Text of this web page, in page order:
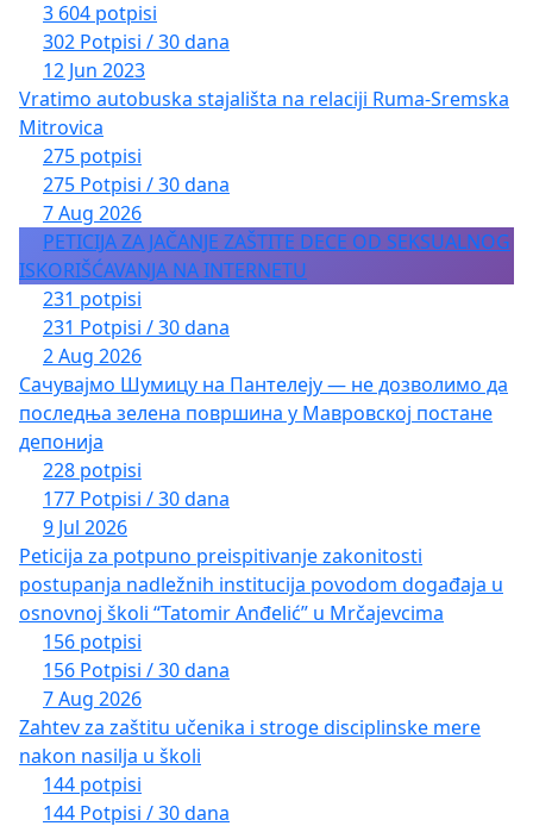
3 604 potpisi
302 Potpisi / 30 dana
12 Jun 2023
Vratimo autobuska stajališta na relaciji Ruma-Sremska
Mitrovica
275 potpisi
275 Potpisi / 30 dana
7 Aug 2026
PETICIJA ZA JAČANJE ZAŠTITE DECE OD SEKSUALNOG
ISKORIŠĆAVANJA NA INTERNETU
231 potpisi
231 Potpisi / 30 dana
2 Aug 2026
Сачувајмо Шумицу на Пантелеју — не дозволимо да
последња зелена површина у Мавровској постане
депонија
228 potpisi
177 Potpisi / 30 dana
9 Jul 2026
Peticija za potpuno preispitivanje zakonitosti
postupanja nadležnih institucija povodom događaja u
osnovnoj školi “Tatomir Anđelić” u Mrčajevcima
156 potpisi
156 Potpisi / 30 dana
7 Aug 2026
Zahtev za zaštitu učenika i stroge disciplinske mere
nakon nasilja u školi
144 potpisi
144 Potpisi / 30 dana